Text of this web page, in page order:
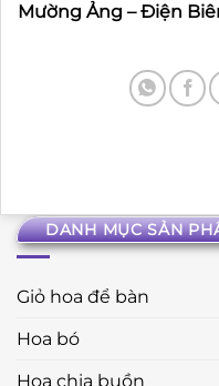
DANH MỤC SẢN
Giỏ hoa để bàn
Hoa bó
Hoa chia buồn
Mường Ảng – Điện